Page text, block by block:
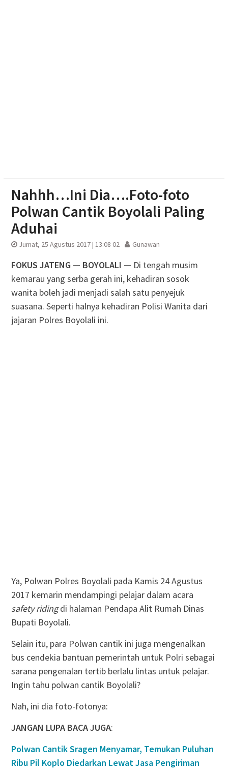
Nahhh…Ini Dia….Foto-foto
Polwan Cantik Boyolali Paling
Aduhai
Jumat, 25 Agustus 2017 | 13:08 02 Gunawan
FOKUS JATENG — BOYOLALI — Di tengah musim
kemarau yang serba gerah ini, kehadiran sosok
wanita boleh jadi menjadi salah satu penyejuk
suasana. Seperti halnya kehadiran Polisi Wanita dari
jajaran Polres Boyolali ini.
Ya, Polwan Polres Boyolali pada Kamis 24 Agustus
2017 kemarin mendampingi pelajar dalam acara
safety ridingdi halaman Pendapa Alit Rumah Dinas
Bupati Boyolali.
Selain itu, para Polwan cantik ini juga mengenalkan
bus cendekia bantuan pemerintah untuk Polri sebagai
sarana pengenalan tertib berlalu lintas untuk pelajar.
Ingin tahu polwan cantik Boyolali?
Nah, ini dia foto-fotonya:
JANGAN LUPA BACA JUGA:
Polwan Cantik Sragen Menyamar, Temukan Puluhan
Ribu Pil Koplo Diedarkan Lewat Jasa Pengiriman